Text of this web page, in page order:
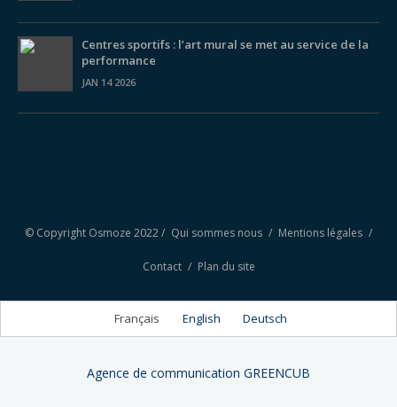
Centres sportifs : l’art mural se met au service de la
performance
JAN 14 2026
© Copyright Osmoze 2022 / Qui sommes nous / Mentions légales /
Contact / Plan du site
Français English Deutsch
Agence de communication GREENCUB